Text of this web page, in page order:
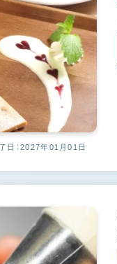
日：2027年01月01日